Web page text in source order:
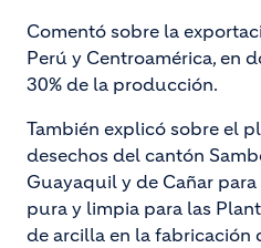
Comentó sobre la
Perú y Centroamérica, en
30% de la producción.
También explicó sobre el
desechos del cantón
Guayaquil y de Cañar
pura y limpia para las
de arcilla en la fabricación